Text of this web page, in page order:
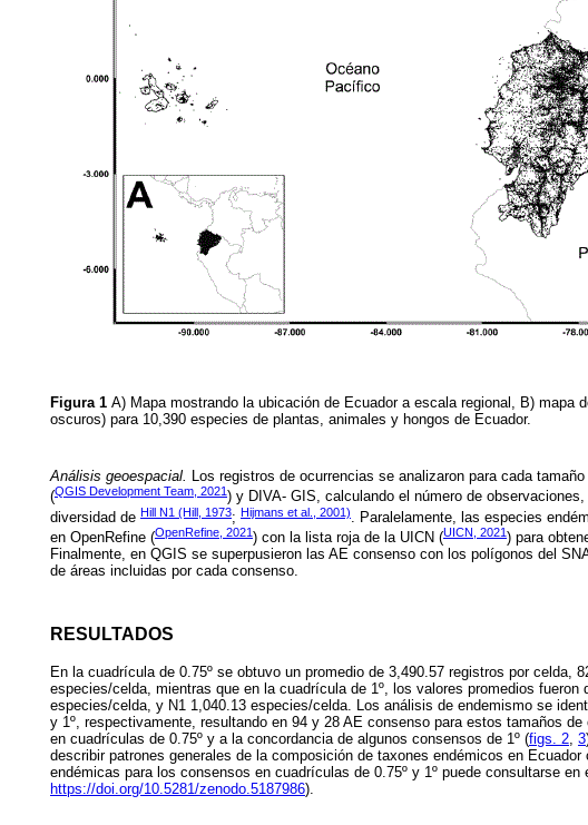
Figura 1 A) Mapa mostrando la ubicación de Ecuador a escala regional, B) mapa
oscuros) para 10,390 especies de plantas, animales y hongos de Ecuador.
Análisis geoespacial. Los registros de ocurrencias se analizaron para cada
(QGIS Development Team, 2021) y DIVA- GIS, calculando el número de
diversidad de Hill N1 (Hill, 1973; Hijmans et al., 2001)
. Paralelamente, las especies
en OpenRefine (OpenRefine, 2021) con la lista roja de la UICN (UICN, 2021) para
Finalmente, en QGIS se superpusieron las AE consenso con los polígonos del
de áreas incluidas por cada consenso.
RESULTADOS
En la cuadrícula de 0.75º se obtuvo un promedio de 3,490.57 registros por celda,
especies/celda, mientras que en la cuadrícula de 1º, los valores promedios fueron
especies/celda, y N1 1,040.13 especies/celda. Los análisis de endemismo se
y 1º, respectivamente, resultando en 94 y 28 AE consenso para estos tamaños
en cuadrículas de 0.75º y a la concordancia de algunos consensos de 1º (figs. 2 3
describir patrones generales de la composición de taxones endémicos en
endémicas para los consensos en cuadrículas de 0.75º y 1º puede consultarse en
https://doi.org/10.5281/zenodo.5187986).